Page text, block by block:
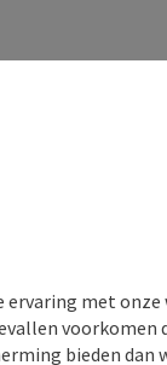
met
voorkomen
bieden